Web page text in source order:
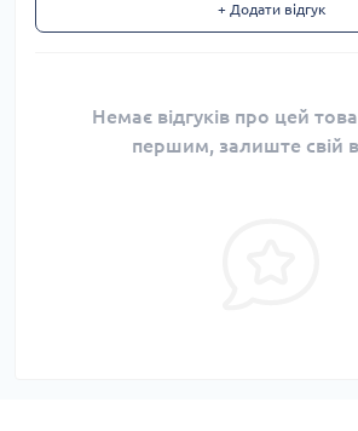
+ Додати відгук
Немає відгуків про цей
першим, залиште свій